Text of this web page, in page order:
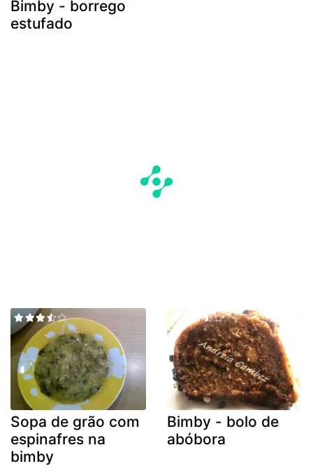
Bimby - borrego
estufado
Sopa de grão com
espinafres na
bimby
Bimby - bolo de
abóbora